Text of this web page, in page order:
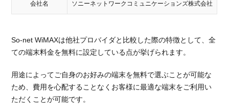
会社名 ソニーネットワークコミュニケーションズ株式会社
So-net WiMAXは他社プロバイダと比較した際の特徴として、全
ての端末料金を無料に設定している点が挙げられます。
用途によってご自身のお好みの端末を無料で選ぶことが可能な
ため、費用を心配することなくお客様に最適な端末をご利用い
ただくことが可能です。